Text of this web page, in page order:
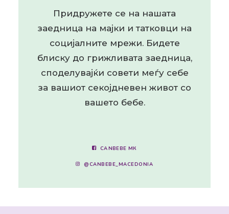
Придружете се на нашата
заедница на мајки и татковци на
социјалните мрежи. Бидете
блиску до грижливата заедница,
споделувајќи совети меѓу себе
за вашиот секојдневен живот со
вашето бебе.
CANBEBE МК
@CANBEBE_MACEDONIA